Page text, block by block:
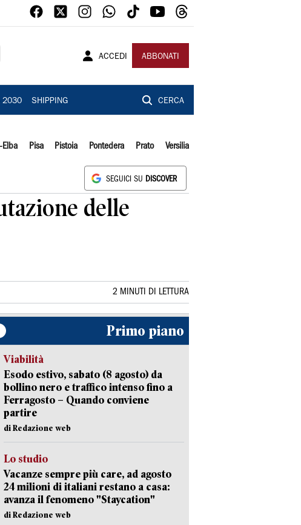
ACCEDI ABBONATI
2030 SHIPPING CERCA
Elba Pisa Pistoia Pontedera Prato Versilia
SEGUICI SU DISCOVER
delle
2 MINUTI DI LETTURA
Primo piano
Viabilità
Esodo estivo, sabato (8 agosto) da
bollino nero e traffico intenso fino a
Ferragosto – Quando conviene
partire
di Redazione web
Lo studio
Vacanze sempre più care, ad agosto
24 milioni di italiani restano a casa:
avanza il fenomeno "Staycation"
di Redazione web